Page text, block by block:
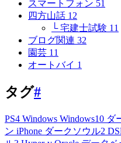
スマートフォン 51
四方山話 12
└ 宅建士試験 11
ブログ関連 32
園芸 11
オートバイ 1
タグ#
PS4 Windows Windows10 ダ
ン iPhone ダークソウル2